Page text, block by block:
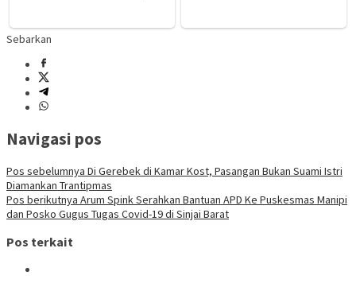
Sebarkan
Navigasi pos
Pos sebelumnya Di Gerebek di Kamar Kost, Pasangan Bukan Suami Istri
Diamankan Trantipmas
Pos berikutnya Arum Spink Serahkan Bantuan APD Ke Puskesmas Manipi
dan Posko Gugus Tugas Covid-19 di Sinjai Barat
Pos terkait